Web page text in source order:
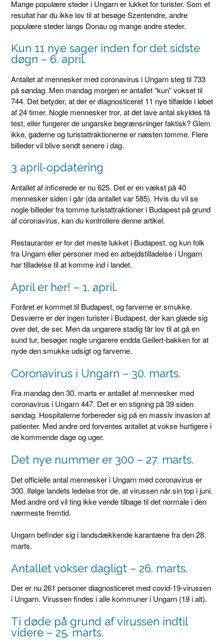
Mange populære steder i Ungarn er lukket for turister. Som et
resultat har du ikke lov til at besøge Szentendre, andre
populære steder langs Donau og mange andre steder.
Kun 11 nye sager inden for det sidste
døgn – 6. april.
Antallet af mennesker med coronavirus i Ungarn steg til 733
på søndag. Men mandag morgen er antallet “kun” vokset til
744. Det betyder, at der er diagnosticeret 11 nye tilfælde i løbet
af 24 timer. Nogle mennesker tror, ​​at det lave antal skyldes få
test, eller fungerer de ungarske begrænsninger faktisk? Glem
ikke, gaderne og turistattraktionerne er næsten tomme. Flere
billeder vil blive sendt senere i dag.
3 april-opdatering
Antallet af inficerede er nu 625. Det er en vækst på 40
mennesker siden i går (da antallet var 585). Hvis du vil se
nogle billeder fra tomme turistattraktioner i Budapest på grund
af coronavirus, kan du kontrollere denne artikel.
Restauranter er for det meste lukket i Budapest, og kun folk
fra Ungarn eller personer med en arbejdstilladelse i Ungarn
har tilladelse til at komme ind i landet.
April er her! – 1. april.
Foråret er kommet til Budapest, og farverne er smukke.
Desværre er der ingen turister i Budapest, der kan glæde sig
over det, de ser. Men da ungarere stadig får lov til at gå en
sund tur, besøger nogle ungarere endda Gellert-bakken for at
nyde den smukke udsigt og farverne.
Coronavirus i Ungarn – 30. marts.
Fra mandag den 30. marts er antallet af mennesker med
coronavirus i Ungarn 447. Det er en stigning på 39 siden
søndag. Hospitalerne forbereder sig på en massiv invasion af
patienter. Med andre ord forventes antallet at vokse hurtigere i
de kommende dage og uger.
Det nye nummer er 300 – 27. marts.
Det officielle antal mennesker i Ungarn med coronavirus er
300. Ifølge landets ledelse tror de, at virussen når sin top i juni.
Med andre ord vil ting ikke vende tilbage til det normale i den
nærmeste fremtid.
Ungarn befinder sig i landsdækkende karantæne fra den 28.
marts.
Antallet vokser dagligt – 26. marts.
Der er nu 261 personer diagnosticeret med covid-19-virussen
i Ungarn. Virussen findes i alle kommuner i Ungarn (19 i alt).
Ti døde på grund af virussen indtil
videre – 25. marts.